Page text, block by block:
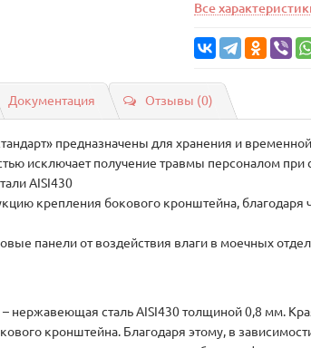
Все
Документация Отзывы (0)
предназначены для хранения и
исключает получение травмы персоналом при
AISI430
крепления бокового кронштейна, благодаря
панели от воздействия влаги в моечных
сталь AISI430 толщиной 0,8 мм.
кронштейна. Благодаря этому, в